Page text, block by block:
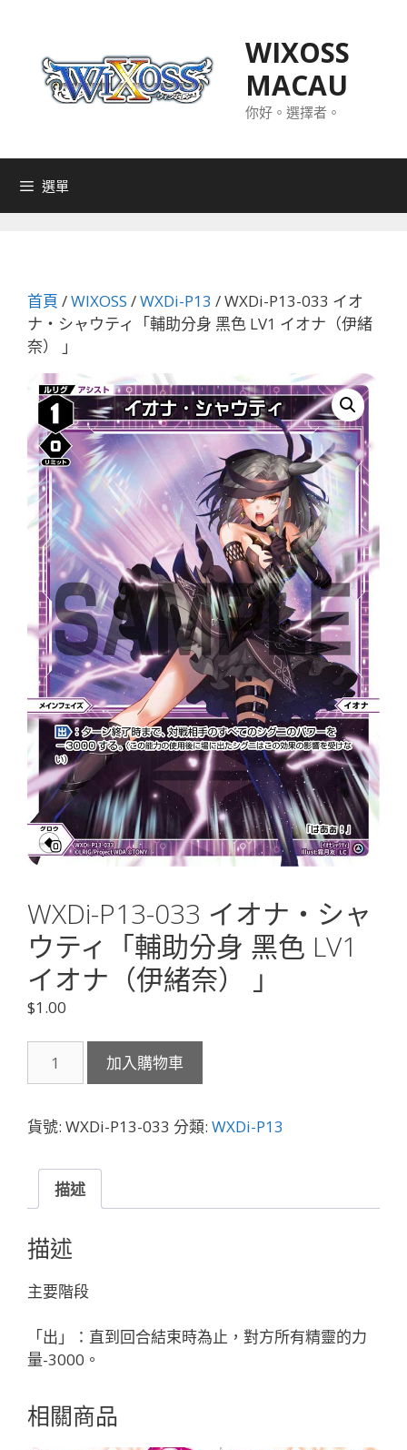
WIXOSS
MACAU
你好。選擇者。
選單
首頁 /WIXOSS /WXDi-P13 / WXDi-P13-033 イオ
ナ・シャウティ「輔助分身 黑色 LV1 イオナ（伊緒
奈） 」
WXDi-P13-033 イオナ・シャ
ウティ「輔助分身 黑色 LV1
イオナ（伊緒奈） 」
$1.00
P13-
イ
ナ・
ャ
ウ
テ
ィ
「輔
助
分
身
色
加入購物車
貨號: WXDi-P13-033 分類: WXDi-P13
描述
描述
主要階段
「出」：直到回合結束時為止，對方所有精靈的力
量-3000。
相關商品